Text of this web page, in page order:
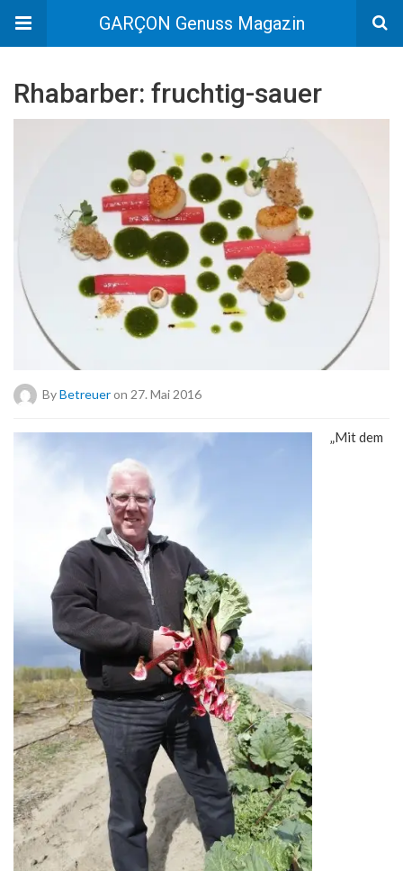
GARÇON Genuss Magazin
Rhabarber: fruchtig-sauer
ByBetreueron 27. Mai 2016
„Mit dem